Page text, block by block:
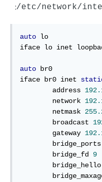
/etc/network/
:
auto lo
iface lo inet
auto br0
iface br0 inet
        address
        network
        netmask
        broadcast
        gateway
        bridge_fd
9
        bridge_hello